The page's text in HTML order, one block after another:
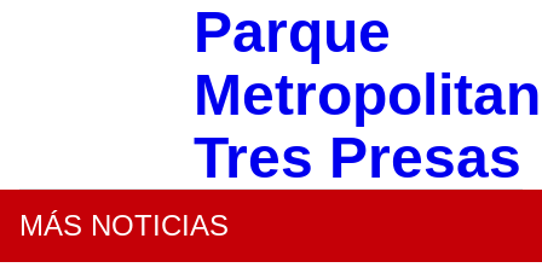
Parque
Tres Presas
MÁS NOTICIAS